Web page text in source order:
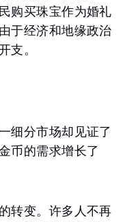
购买珠宝作为婚礼
于经济和地缘政治
支。
细分市场却见证了
币的需求增长了
转变。许多人不再